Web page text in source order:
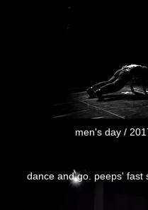
men's day /
flash sur un futur
dance and go. peeps' fast